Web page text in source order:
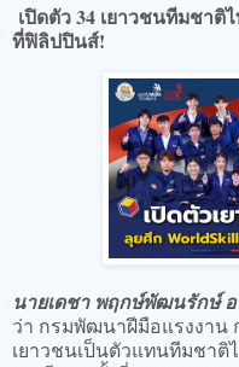
เปิดตัว 34 เยาวชนทีมชาติ
ที่ฟิลิปปินส์!
นายเดชา พฤกษ์พัฒนรักษ์
ว่า กรมพัฒนาฝีมือแรงงาน
เยาวชนเป็นตัวแทนทีมชาติ